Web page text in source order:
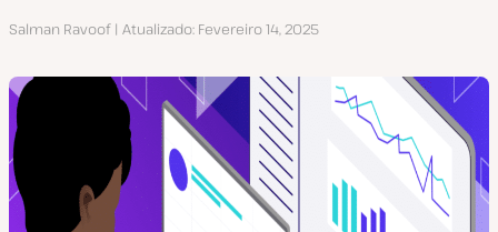
Autor
Salman Ravoof Atualizado Fevereiro 14, 2025